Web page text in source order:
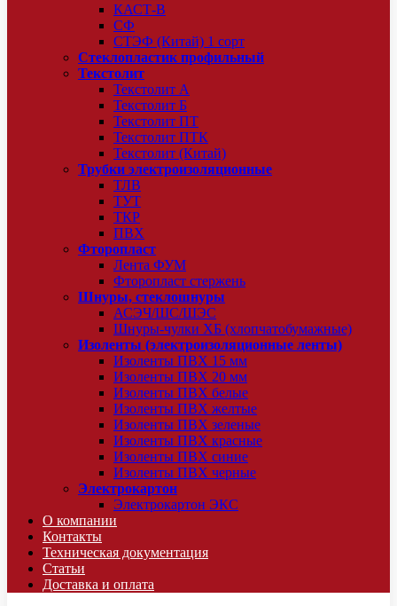
КАСТ-В
СФ
СТЭФ (Китай) 1 сорт
Стеклопластик профильный
Текстолит
Текстолит А
Текстолит Б
Текстолит ПТ
Текстолит ПТК
Текстолит (Китай)
Трубки электроизоляционные
ТЛВ
ТУТ
ТКР
ПВХ
Фторопласт
Лента ФУМ
Фторопласт стержень
Шнуры, стеклошнуры
АСЭЧ/ШС/ШЭС
Шнуры-чулки ХБ (хлопчатобумажные)
Изоленты (электроизоляционные ленты)
Изоленты ПВХ 15 мм
Изоленты ПВХ 20 мм
Изоленты ПВХ белые
Изоленты ПВХ желтые
Изоленты ПВХ зеленые
Изоленты ПВХ красные
Изоленты ПВХ синие
Изоленты ПВХ черные
Электрокартон
Электрокартон ЭКС
О компании
Контакты
Техническая документация
Статьи
Доставка и оплата